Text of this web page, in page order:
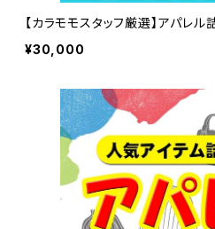
【カラモモスタッフ厳選】アパレ
¥30,000